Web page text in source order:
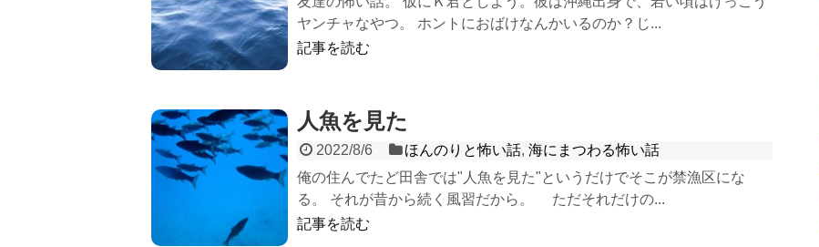
ヤンチャなやつ。 ホントにおばけなんかいるのか？じ...
記事を読む
人魚を見た
2022/8/6 ほんのりと怖い話,海にまつわる怖い話
俺の住んでたど田舎では"人魚を見た"というだけでそこが禁漁区にな
る。 それが昔から続く風習だから。 ただそれだけの...
記事を読む